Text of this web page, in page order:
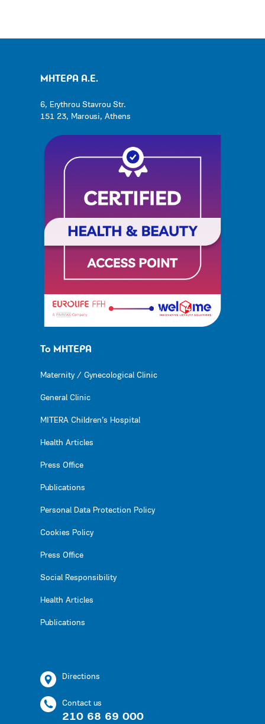
ΜΗΤΕΡΑ Α.Ε.
6, Erythrou Stavrou Str.
151 23, Marousi, Athens
Το ΜΗΤΕΡΑ
Maternity / Gynecological Clinic
General Clinic
MITERA Children’s Hospital
Health Articles
Press Office
Publications
Personal Data Protection Policy
Cookies Policy
Press Office
Social Responsibility
Health Articles
Publications
Directions
Contact us
210 68 69 000